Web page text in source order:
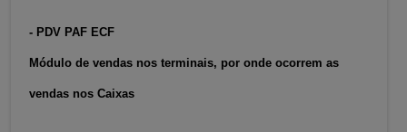
- PDV PAF ECF
Módulo de vendas nos terminais, por onde ocorrem as
vendas nos Caixas